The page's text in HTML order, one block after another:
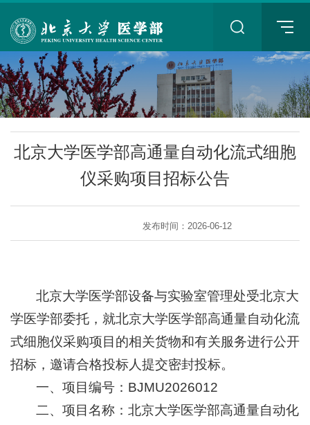
+
+
+
北京大学医学部高通量自动化流式细胞
仪采购项目招标公告
发布时间：2026-06-12
北京大学医学部设备与实验室管理处受北京大
学医学部委托，就北京大学医学部高通量自动化流
式细胞仪采购项目的相关货物和有关服务进行公开
招标，邀请合格投标人提交密封投标。
一、项目编号：BJMU2026012
二、项目名称：北京大学医学部高通量自动化